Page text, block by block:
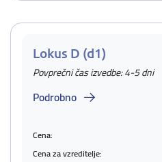
Lokus D (d1)
Povprečni čas izvedbe: 4-5 dni
Podrobno
Cena:
Cena za vzreditelje: